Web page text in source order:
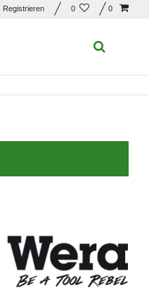
Registrieren 0 0